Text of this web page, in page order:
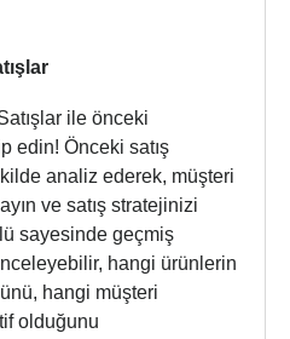
ile önceki
edin! Önceki satış
analiz ederek, müşteri
ve satış stratejinizi
sayesinde geçmiş
inceleyebilir, hangi ürünlerin
hangi müşteri
olduğunu